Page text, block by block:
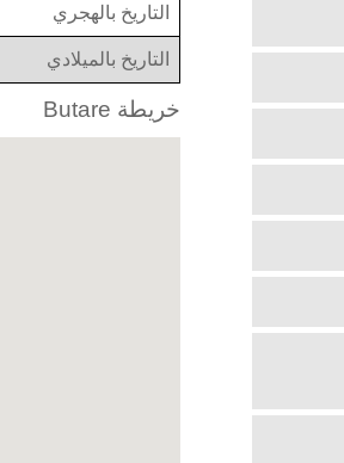
التاريخ بالهجري
التاريخ بالميلادي
خريطة Butare